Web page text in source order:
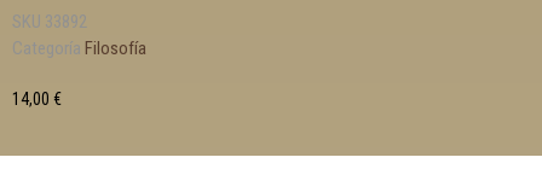
SKU 33892
Categoría Filosofía
14,00 €